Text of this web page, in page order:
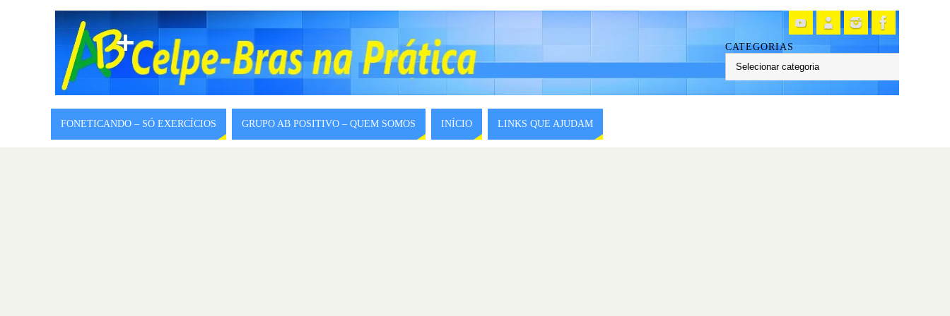
CATEGORIAS
FONETICANDO – SÓ EXERCÍCIOS GRUPO AB POSITIVO – QUEM SOMOS INÍCIO LINKS QUE AJUDAM